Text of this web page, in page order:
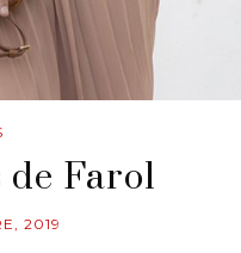
de Farol
2019